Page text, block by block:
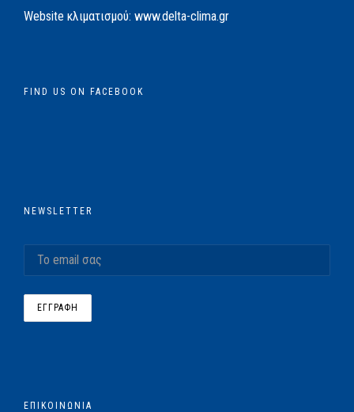
Website κλιματισμού: www.delta-clima.gr
FIND US ON FACEBOOK
NEWSLETTER
ΕΠΙΚΟΙΝΩΝΙΑ